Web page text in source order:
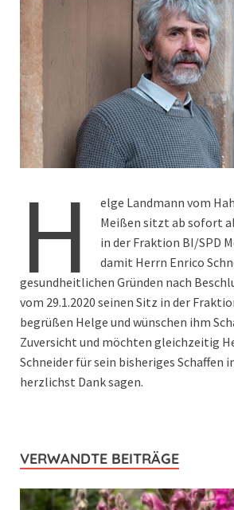
H
elge Landmann vom
Meißen sitzt ab sofort
in der Fraktion BI/SPD
damit Herrn Enrico
gesundheitlichen Gründen nach
vom 29.1.2020 seinen Sitz in der
begrüßen Helge und wünschen ihm
Zuversicht und möchten gleichzeitig
Schneider für sein bisheriges Schaffen
herzlichst Dank sagen.
VERWANDTE BEITRÄGE